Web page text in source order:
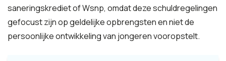
saneringskrediet of Wsnp, omdat deze schuldregelingen
gefocust zijn op geldelijke opbrengsten en niet de
persoonlijke ontwikkeling van jongeren vooropstelt.